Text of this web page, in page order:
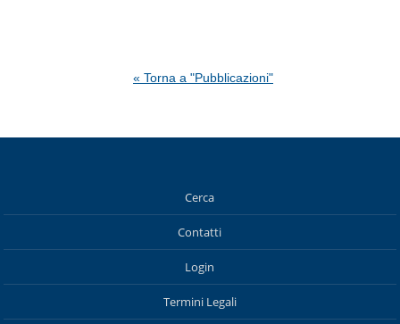
« Torna a "Pubblicazioni"
Cerca
Contatti
Login
Termini Legali